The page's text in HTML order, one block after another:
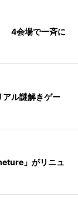
4会場で一斉に
アル謎解きゲー
」がリニュ